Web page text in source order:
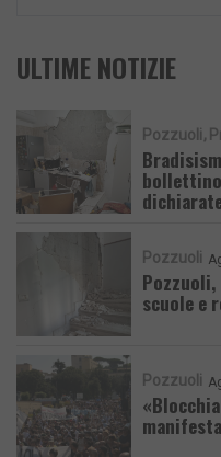
ULTIME NOTIZIE
Pozzuoli
Pozzuoli
Pozzuoli,
scuole e
Pozzuoli